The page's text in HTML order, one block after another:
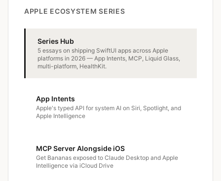
APPLE ECOSYSTEM SERIES
Series Hub
5 essays on shipping SwiftUI apps across Apple
platforms in 2026 — App Intents, MCP, Liquid Glass,
multi-platform, HealthKit.
App Intents
Apple's typed API for system AI on Siri, Spotlight, and
Apple Intelligence
MCP Server Alongside iOS
Get Bananas exposed to Claude Desktop and Apple
Intelligence via iCloud Drive